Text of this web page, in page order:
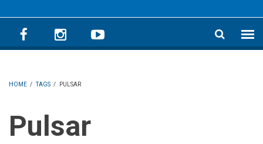
HOME / TAGS / PULSAR
Pulsar